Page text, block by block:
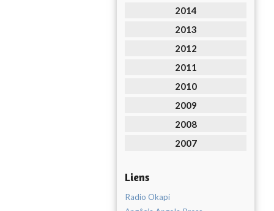
2014
2013
2012
2011
2010
2009
2008
2007
Liens
Radio Okapi